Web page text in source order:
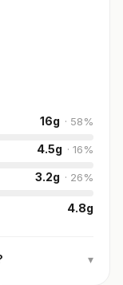
16g · 58%
4.5g · 16%
3.2g · 26%
4.8g
▾